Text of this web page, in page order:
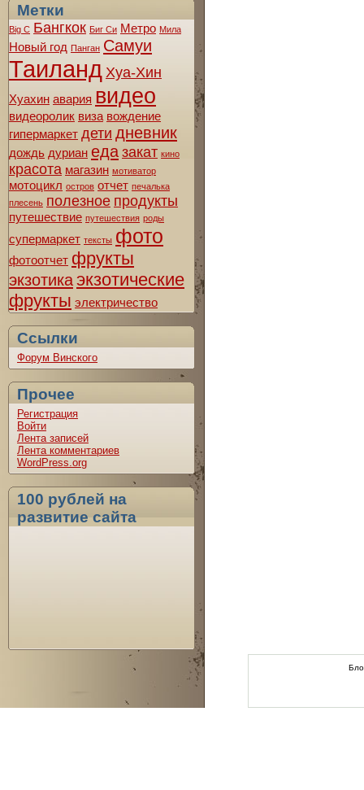
Метки
Big C Бангкок Биг Си Метро Мила
Новый год Панган Самуи
Таиланд Хуа-Хин
Хуахин авария видео
видеоролик виза вождение
гипермаркет дети дневник
дождь дуриан еда закат кино
красота магазин мотиватор
мотоцикл остров отчет печалька
плесень полезное продукты
путешествие путешествия роды
супермаркет тексты фото
фотоотчет фрукты
экзотикаэкзотические
фрукты электричество
Ссылки
Форум Винского
Прочее
Регистрация
Войти
Лента записей
Лента комментариев
WordPress.org
100 рублей на
развитие сайта